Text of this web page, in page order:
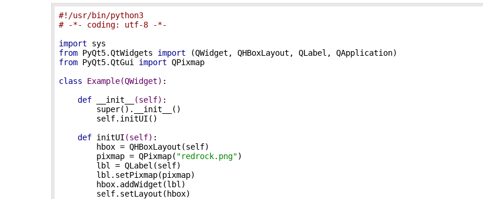
#!/usr/bin/python3
# -*- coding: utf-8 -*-
import
from PyQt5.QtWidgets import
from PyQt5.QtGui import QPixmap
class
Example(QWidget) :
def
__init__ (self) :
        super().__init__()
        self.initUI()
def initUI (self) :
        hbox = QHBoxLayout(self)
        pixmap = QPixmap(
"redrock.png")
        lbl = QLabel(self)
        lbl.setPixmap(pixmap)
        hbox.addWidget(lbl)
        self.setLayout(hbox)